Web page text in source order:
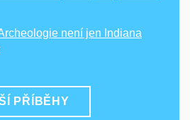
není jen Indiana
PŘÍBĚHY